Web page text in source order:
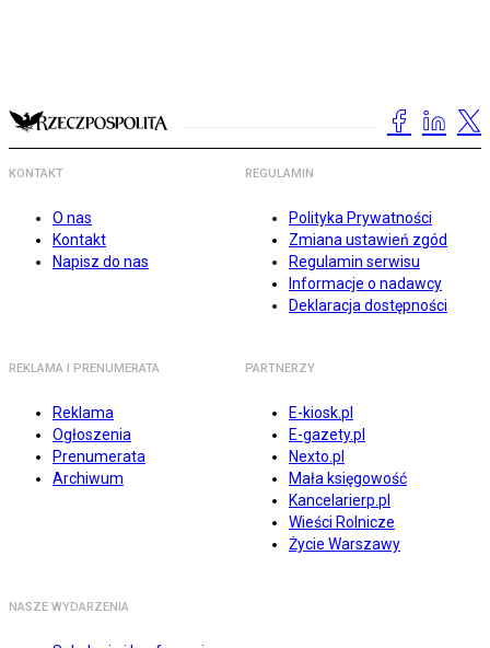
KONTAKT
O nas
Kontakt
Napisz do nas
REGULAMIN
Polityka Prywatności
Zmiana ustawień zgód
Regulamin serwisu
Informacje o nadawcy
Deklaracja dostępności
REKLAMA I PRENUMERATA
Reklama
Ogłoszenia
Prenumerata
Archiwum
PARTNERZY
E-kiosk.pl
E-gazety.pl
Nexto.pl
Mała księgowość
Kancelarierp.pl
Wieści Rolnicze
Życie Warszawy
NASZE WYDARZENIA